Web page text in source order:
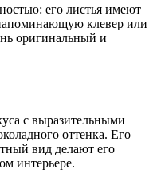
его листья имеют
клевер или
оригинальный и
с выразительными
оттенка. Его
вид делают его
интерьере.